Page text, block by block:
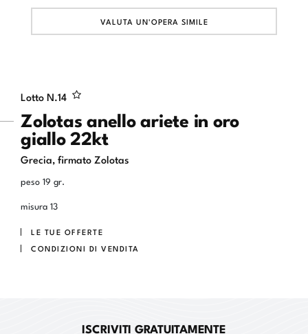
Lotto N.14
Zolotas anello ariete in oro
giallo 22kt
Grecia, firmato Zolotas
peso 19 gr.
misura 13
LE TUE OFFERTE
CONDIZIONI DI VENDITA
VALUTA UN'OPERA SIMILE
ISCRIVITI GRATUITAMENTE